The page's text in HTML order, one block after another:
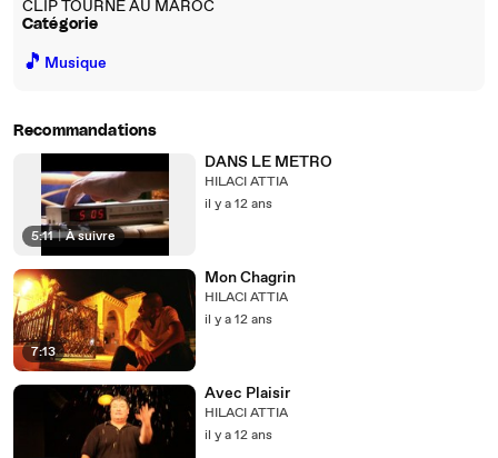
CLIP TOURNE AU MAROC
Catégorie
🎵 Musique
Recommandations
5:11 | À suivre
DANS LE METRO
HILACI ATTIA
il y a 12 ans
7:13
Mon Chagrin
HILACI ATTIA
il y a 12 ans
Avec Plaisir
HILACI ATTIA
il y a 12 ans